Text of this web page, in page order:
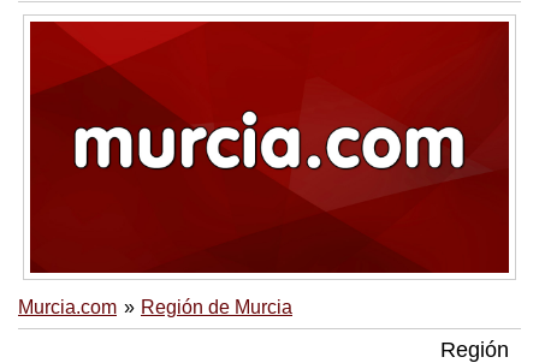
Murcia.com Región de Murcia
Región